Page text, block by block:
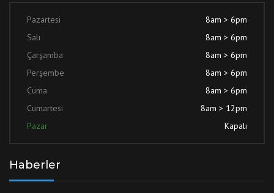
Pazartesi
8am > 6pm
Salı
8am > 6pm
Çarşamba
8am > 6pm
Perşembe
8am > 6pm
Cuma
8am > 6pm
Cumartesi
8am > 12pm
Pazar
Kapalı
Haberler